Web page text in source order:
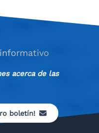
acerca de las
boletín!